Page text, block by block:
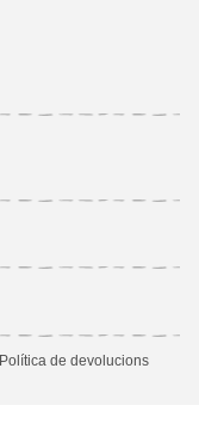
Política de devolucions